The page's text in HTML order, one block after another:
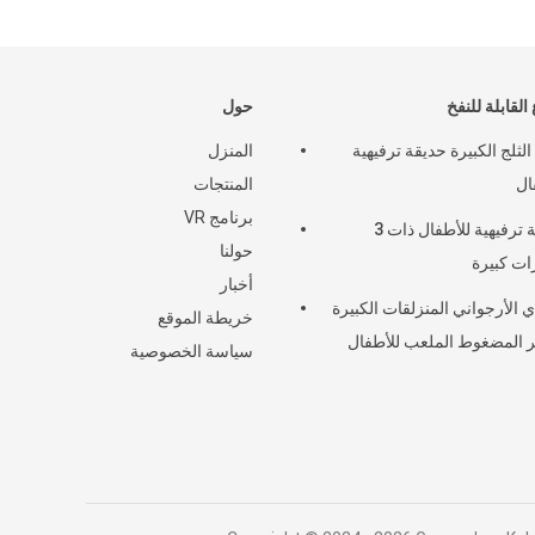
حول
المنزل
المنتجات
برنامج VR
حولنا
أخبار
خريطة الموقع
سياسة الخصوصية
القابلة للنفخ
الكبيرة حديقة ترفيهية
حديقة ترفيهية للأطفال ذات 3
كبيرة
الأرجواني المنزلقات الكبيرة
المضغوط الملعب للأطفال